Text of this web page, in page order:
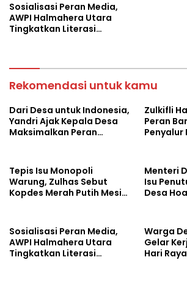
Sosialisasi Peran Media,
AWPI Halmahera Utara
Tingkatkan Literasi
Rekomendasi untuk kamu
Dari Desa untuk Indonesia,
Yandri Ajak Kepala Desa
Maksimalkan Peran
Zulkifli
Peran
Penyalur
Tepis Isu Monopoli
Warung, Zulhas Sebut
Kopdes Merah Putih Mesin
Menteri
Isu
Desa
Sosialisasi Peran Media,
AWPI Halmahera Utara
Tingkatkan Literasi
Warga
Gelar
Hari